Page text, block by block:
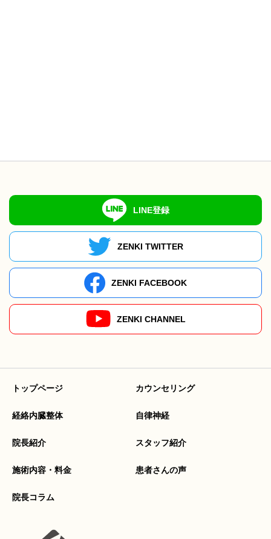
LINE登録
ZENKI TWITTER
ZENKI FACEBOOK
ZENKI CHANNEL
トップページ カウンセリング
経絡内臓整体 自律神経
院長紹介 スタッフ紹介
施術内容・料金 患者さんの声
院長コラム